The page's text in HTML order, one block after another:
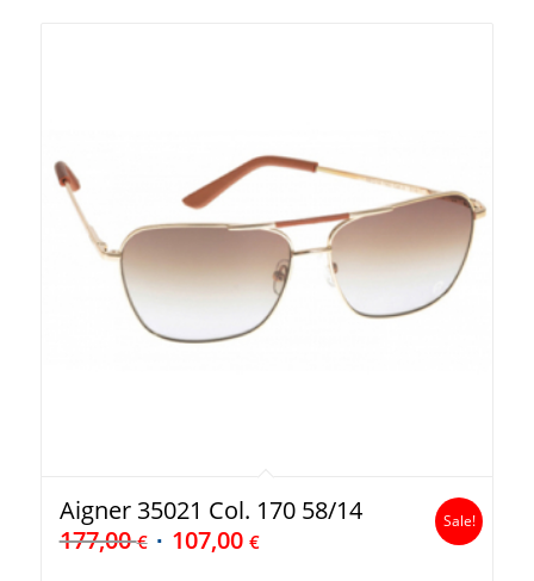
Aigner 35021 Col. 170 58/14
177,00€ 107,00 €
Sale!